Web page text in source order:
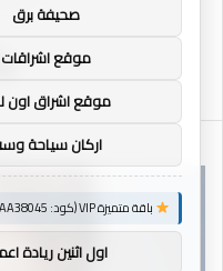
صحيفة برق
موقع اشراقات
موقع اشراق اون
اركان سياحة
باقة متميزة VIP (كود: AA38045):
اول اثنين ريادة